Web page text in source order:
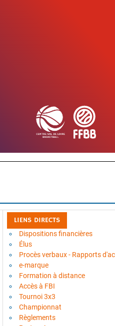
LIENS DIRECTS
Dispositions financières
Élus
Procès verbaux - Rapports
e-marque
Formation à distance
Accès à FBI
Tournoi 3x3
Championnat
Règlements